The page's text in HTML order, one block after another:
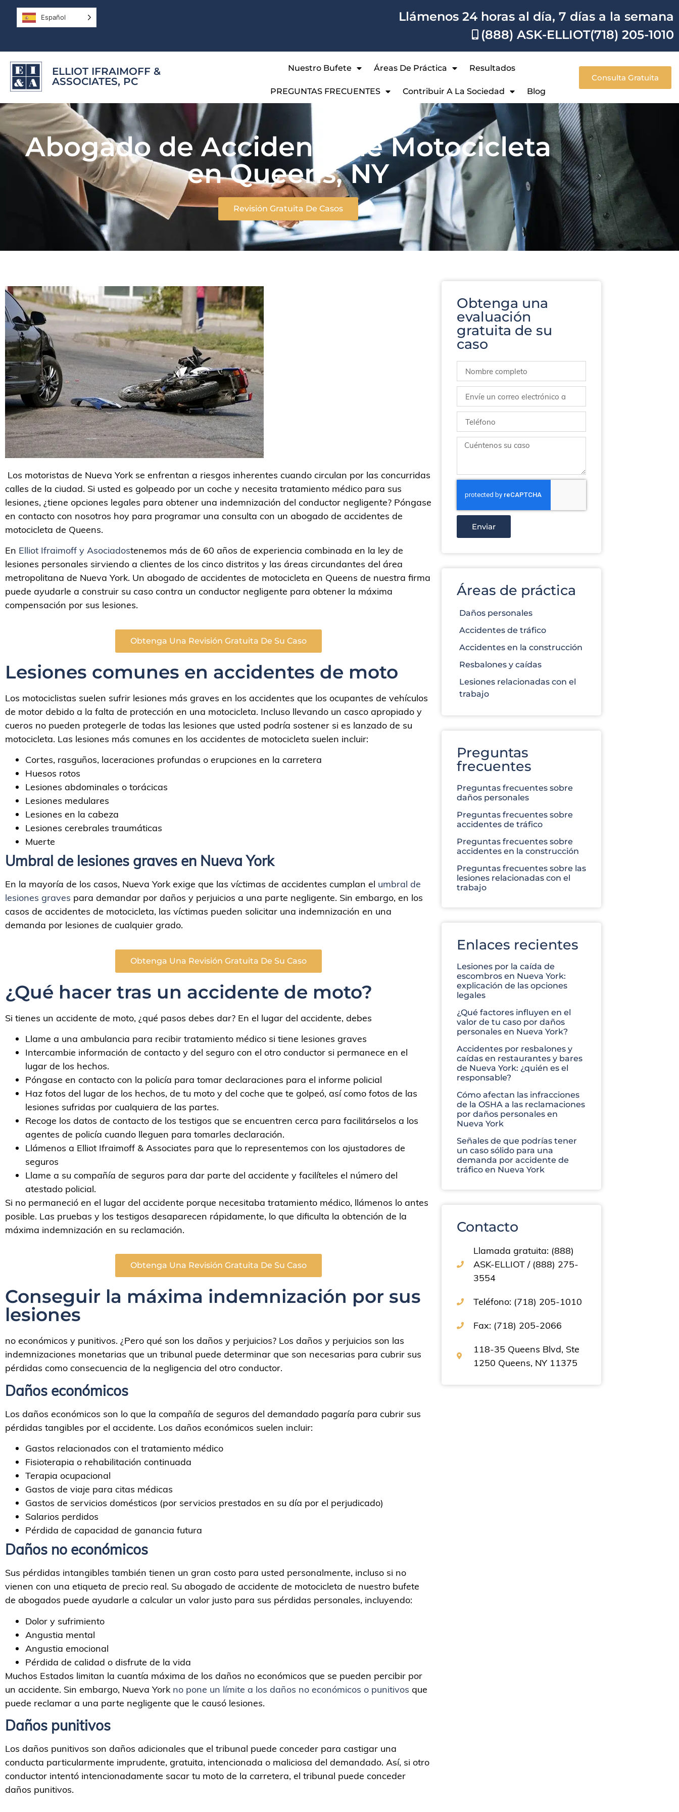
Español
Llámenos 24 horas al día, 7 días a la semana
(888) ASK-ELLIOT(718) 205-1010
ELLIOT IFRAIMOFF &
ASSOCIATES, PC
Nuestro Bufete Áreas De Práctica Resultados
PREGUNTAS FRECUENTES Contribuir A La Sociedad Blog
Consulta Gratuita
Abogado de Accidente de Motocicleta
en Queens, NY
Revisión Gratuita De Casos
Los motoristas de Nueva York se enfrentan a riesgos inherentes cuando circulan por las concurridas
calles de la ciudad. Si usted es golpeado por un coche y necesita tratamiento médico para sus
lesiones, ¿tiene opciones legales para obtener una indemnización del conductor negligente? Póngase
en contacto con nosotros hoy para programar una consulta con un abogado de accidentes de
motocicleta de Queens.
En Elliot Ifraimoff y Asociadostenemos más de 60 años de experiencia combinada en la ley de
lesiones personales sirviendo a clientes de los cinco distritos y las áreas circundantes del área
metropolitana de Nueva York. Un abogado de accidentes de motocicleta en Queens de nuestra firma
puede ayudarle a construir su caso contra un conductor negligente para obtener la máxima
compensación por sus lesiones.
Obtenga Una Revisión Gratuita De Su Caso
Lesiones comunes en accidentes de moto
Los motociclistas suelen sufrir lesiones más graves en los accidentes que los ocupantes de vehículos
de motor debido a la falta de protección en una motocicleta. Incluso llevando un casco apropiado y
cueros no pueden protegerle de todas las lesiones que usted podría sostener si es lanzado de su
motocicleta. Las lesiones más comunes en los accidentes de motocicleta suelen incluir:
Cortes, rasguños, laceraciones profundas o erupciones en la carretera
Huesos rotos
Lesiones abdominales o torácicas
Lesiones medulares
Lesiones en la cabeza
Lesiones cerebrales traumáticas
Muerte
Umbral de lesiones graves en Nueva York
En la mayoría de los casos, Nueva York exige que las víctimas de accidentes cumplan el umbral de
lesiones graves para demandar por daños y perjuicios a una parte negligente. Sin embargo, en los
casos de accidentes de motocicleta, las víctimas pueden solicitar una indemnización en una
demanda por lesiones de cualquier grado.
Obtenga Una Revisión Gratuita De Su Caso
¿Qué hacer tras un accidente de moto?
Si tienes un accidente de moto, ¿qué pasos debes dar? En el lugar del accidente, debes
Llame a una ambulancia para recibir tratamiento médico si tiene lesiones graves
Intercambie información de contacto y del seguro con el otro conductor si permanece en el
lugar de los hechos.
Póngase en contacto con la policía para tomar declaraciones para el informe policial
Haz fotos del lugar de los hechos, de tu moto y del coche que te golpeó, así como fotos de las
lesiones sufridas por cualquiera de las partes.
Recoge los datos de contacto de los testigos que se encuentren cerca para facilitárselos a los
agentes de policía cuando lleguen para tomarles declaración.
Llámenos a Elliot Ifraimoff & Associates para que lo representemos con los ajustadores de
seguros
Llame a su compañía de seguros para dar parte del accidente y facilíteles el número del
atestado policial.
Si no permaneció en el lugar del accidente porque necesitaba tratamiento médico, llámenos lo antes
posible. Las pruebas y los testigos desaparecen rápidamente, lo que dificulta la obtención de la
máxima indemnización en su reclamación.
Obtenga Una Revisión Gratuita De Su Caso
Conseguir la máxima indemnización por sus
lesiones
no económicos y punitivos. ¿Pero qué son los daños y perjuicios? Los daños y perjuicios son las
indemnizaciones monetarias que un tribunal puede determinar que son necesarias para cubrir sus
pérdidas como consecuencia de la negligencia del otro conductor.
Daños económicos
Los daños económicos son lo que la compañía de seguros del demandado pagaría para cubrir sus
pérdidas tangibles por el accidente. Los daños económicos suelen incluir:
Gastos relacionados con el tratamiento médico
Fisioterapia o rehabilitación continuada
Terapia ocupacional
Gastos de viaje para citas médicas
Gastos de servicios domésticos (por servicios prestados en su día por el perjudicado)
Salarios perdidos
Pérdida de capacidad de ganancia futura
Daños no económicos
Sus pérdidas intangibles también tienen un gran costo para usted personalmente, incluso si no
vienen con una etiqueta de precio real. Su abogado de accidente de motocicleta de nuestro bufete
de abogados puede ayudarle a calcular un valor justo para sus pérdidas personales, incluyendo:
Dolor y sufrimiento
Angustia mental
Angustia emocional
Pérdida de calidad o disfrute de la vida
Muchos Estados limitan la cuantía máxima de los daños no económicos que se pueden percibir por
un accidente. Sin embargo, Nueva York no pone un límite a los daños no económicos o punitivos que
puede reclamar a una parte negligente que le causó lesiones.
Daños punitivos
Los daños punitivos son daños adicionales que el tribunal puede conceder para castigar una
conducta particularmente imprudente, gratuita, intencionada o maliciosa del demandado. Así, si otro
conductor intentó intencionadamente sacar tu moto de la carretera, el tribunal puede conceder
daños punitivos.
Obtenga una
evaluación
gratuita de su
caso
Enviar
Áreas de práctica
Daños personales
Accidentes de tráfico
Accidentes en la construcción
Resbalones y caídas
Lesiones relacionadas con el
trabajo
Preguntas
frecuentes
Preguntas frecuentes sobre
daños personales
Preguntas frecuentes sobre
accidentes de tráfico
Preguntas frecuentes sobre
accidentes en la construcción
Preguntas frecuentes sobre las
lesiones relacionadas con el
trabajo
Enlaces recientes
Lesiones por la caída de
escombros en Nueva York:
explicación de las opciones
legales
¿Qué factores influyen en el
valor de tu caso por daños
personales en Nueva York?
Accidentes por resbalones y
caídas en restaurantes y bares
de Nueva York: ¿quién es el
responsable?
Cómo afectan las infracciones
de la OSHA a las reclamaciones
por daños personales en
Nueva York
Señales de que podrías tener
un caso sólido para una
demanda por accidente de
tráfico en Nueva York
Contacto
Llamada gratuita: (888)
ASK-ELLIOT / (888) 275-
3554
Teléfono: (718) 205-1010
Fax: (718) 205-2066
118-35 Queens Blvd, Ste
1250 Queens, NY 11375